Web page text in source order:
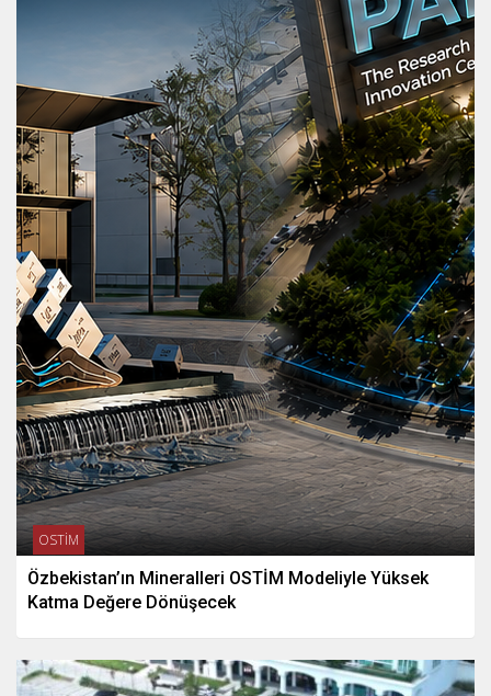
OSTİM
Özbekistan’ın Mineralleri OSTİM Modeliyle Yüksek
Katma Değere Dönüşecek